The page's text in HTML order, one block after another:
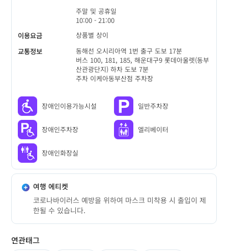
주말 및 공휴일
10:00 - 21:00
이용요금
상품별 상이
교통정보
동해선 오시리아역 1번 출구 도보 17분
버스 100, 181, 185, 해운대구9 롯데아울렛(동부
산관광단지) 하차 도보 7분
주차 이케아동부산점 주차장
장애인이용가능시설 일반주차장
장애인주차장 엘리베이터
장애인화장실
여행 에티켓
코로나바이러스 예방을 위하여 마스크 미착용 시 출입이 제
한될 수 있습니다.
연관태그